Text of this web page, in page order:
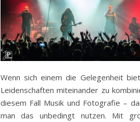
Wenn sich einem die Gelegenheit
Leidenschaften miteinander zu
diesem Fall Musik und Fotografie –
man das unbedingt nutzen. Mit